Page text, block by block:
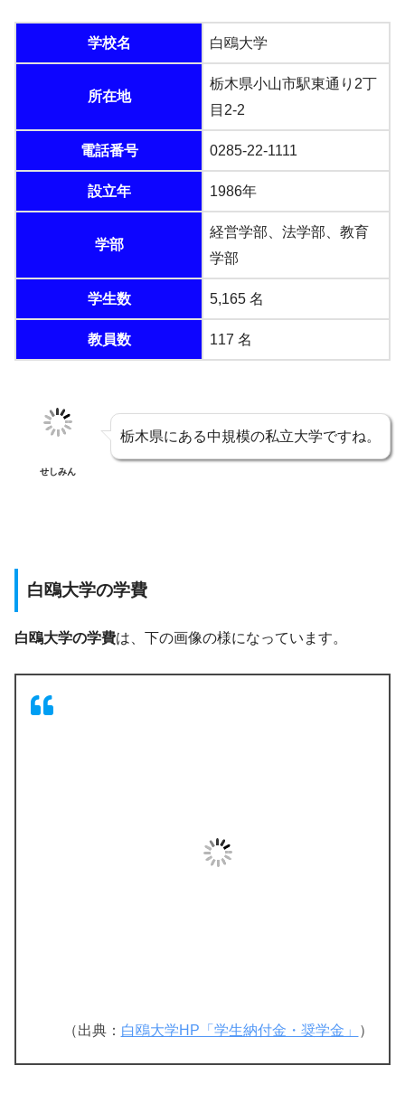
学校名 白鴎大学
所在地
栃木県小山市駅東通り2丁
目2-2
電話番号 0285-22-1111
設立年 1986年
学部
経営学部、法学部、教育
学部
学生数 5,165 名
教員数 117 名
せしみん
栃木県にある中規模の私立大学ですね。
白鴎大学の学費
白鴎大学の学費は、下の画像の様になっています。
（出典： 白鴎大学HP「学生納付金・奨学金」 ）